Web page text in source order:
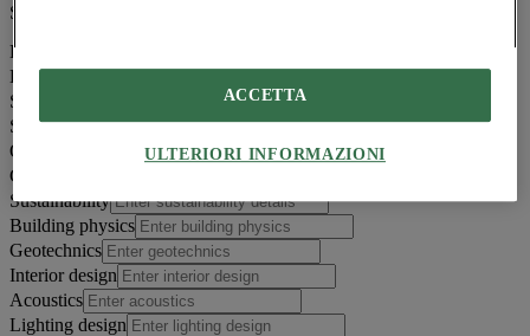
Structural engineering
Engineering
Engineer name
Services
Site supervision
Quantity surveyor
Contractor
Sustainability
Building physics
Geotechnics
Interior design
Acoustics
Lighting design
ULTERIORI INFORMAZIONI
ACCETTA